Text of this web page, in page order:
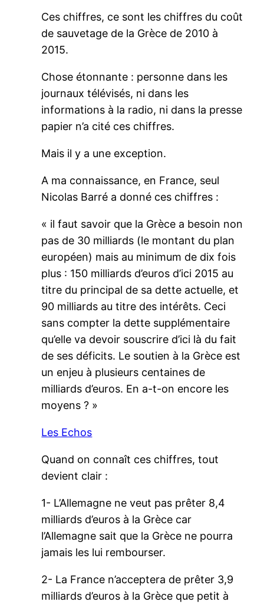
Ces chiffres, ce sont les chiffres du coût
de sauvetage de la Grèce de 2010 à
2015.
Chose étonnante : personne dans les
journaux télévisés, ni dans les
informations à la radio, ni dans la presse
papier n’a cité ces chiffres.
Mais il y a une exception.
A ma connaissance, en France, seul
Nicolas Barré a donné ces chiffres :
« il faut savoir que la Grèce a besoin non
pas de 30 milliards (le montant du plan
européen) mais au minimum de dix fois
plus : 150 milliards d’euros d’ici 2015 au
titre du principal de sa dette actuelle, et
90 milliards au titre des intérêts. Ceci
sans compter la dette supplémentaire
qu’elle va devoir souscrire d’ici là du fait
de ses déficits. Le soutien à la Grèce est
un enjeu à plusieurs centaines de
milliards d’euros. En a-t-on encore les
moyens ? »
Les Echos
Quand on connaît ces chiffres, tout
devient clair :
1- L’Allemagne ne veut pas prêter 8,4
milliards d’euros à la Grèce car
l’Allemagne sait que la Grèce ne pourra
jamais les lui rembourser.
2- La France n’acceptera de prêter 3,9
milliards d’euros à la Grèce que petit à